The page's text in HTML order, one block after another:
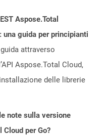
Aspose.Total
una guida per principianti
attraverso
Aspose.Total Cloud,
delle librerie
note sulla versione
Cloud per Go?